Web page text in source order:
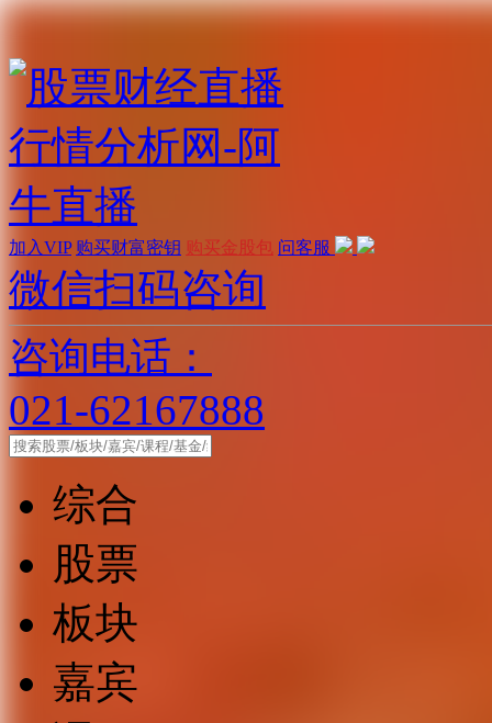
加入VIP 购买财富密钥 购买金股包 问客服
微信扫码咨询
咨询电话：
021-62167888
综合
股票
板块
嘉宾